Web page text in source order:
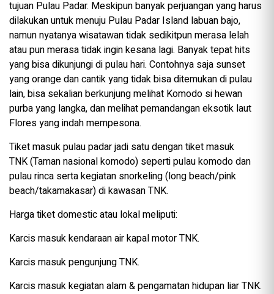
tujuan Pulau Padar. Meskipun banyak perjuangan yang harus
dilakukan untuk menuju Pulau Padar Island labuan bajo,
namun nyatanya wisatawan tidak sedikitpun merasa lelah
atau pun merasa tidak ingin kesana lagi. Banyak tepat hits
yang bisa dikunjungi di pulau hari. Contohnya saja sunset
yang orange dan cantik yang tidak bisa ditemukan di pulau
lain, bisa sekalian berkunjung melihat Komodo si hewan
purba yang langka, dan melihat pemandangan eksotik laut
Flores yang indah mempesona.
Tiket masuk pulau padar jadi satu dengan tiket masuk
TNK (Taman nasional komodo) seperti pulau komodo dan
pulau rinca serta kegiatan snorkeling (long beach/pink
beach/takamakasar) di kawasan TNK.
Harga tiket domestic atau lokal meliputi:
Karcis masuk kendaraan air kapal motor TNK.
Karcis masuk pengunjung TNK.
Karcis masuk kegiatan alam & pengamatan hidupan liar TNK.